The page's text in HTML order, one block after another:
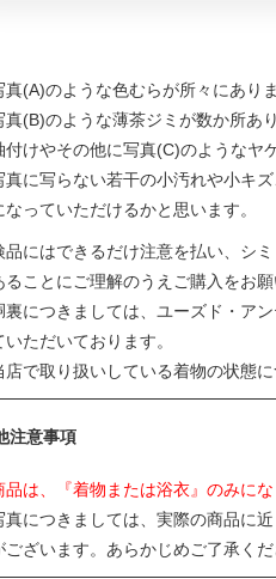
真(A)のような色むらが所々にありま
真(B)のような薄茶ジミが数か所あり
付けやその他に写真(C)のようなヤ
真に写らない若干の小汚れや小キ
なっていただけるかと思います。
品にはできるだけ注意を払い、シ
ることにご理解のうえご購入をお願
裏につきましては、ユーズド・ア
いただいております。
店で取り扱いしている着物の状態に
注意事項
品は、『着物または浴衣』のみに
真につきましては、実際の商品に
ございます。あらかじめご了承くだ